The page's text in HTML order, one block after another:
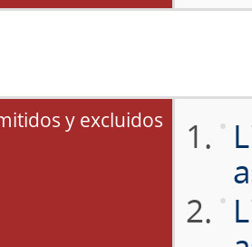
y excluidos